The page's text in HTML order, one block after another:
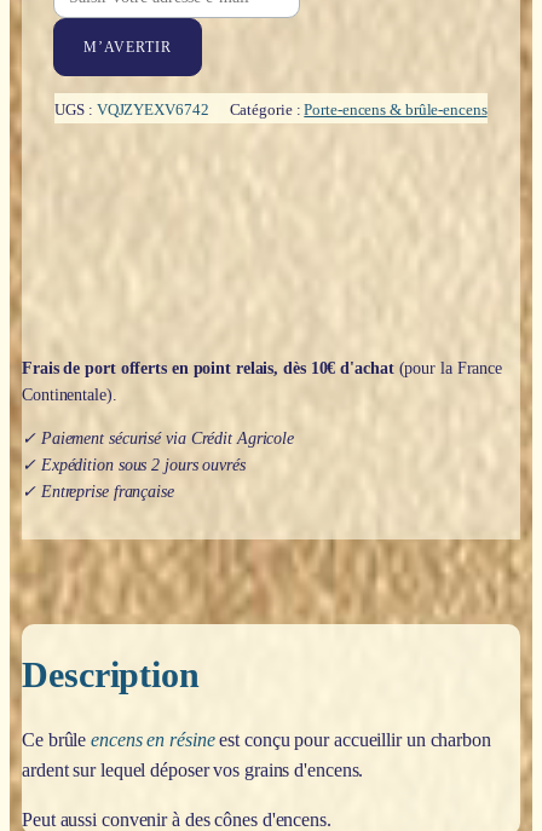
M’AVERTIR
UGS : VQJZYEXV6742 Catégorie :Porte-encens & brûle-encens
Frais de port offerts en point relais, dès 10€ d'achat(pour la France
Continentale).
✓ Paiement sécurisé via Crédit Agricole
✓ Expédition sous 2 jours ouvrés
✓ Entreprise française
Description
Ce brûleencens en résineest conçu pour accueillir un charbon
ardent sur lequel déposer vos grains d'encens.
Peut aussi convenir à des cônes d'encens.